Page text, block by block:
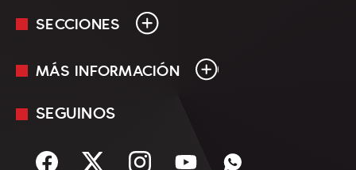
SECCIONES
En Vivo
Sociedad
MÁS INFORMACIÓN
Mediakit
Términos y condiciones
SEGUINOS